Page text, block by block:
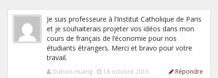
Je suis professeure à l’Institut Catholique de Paris
et je souhaiterais projeter vos idéos dans mon
cours de français de l’économie pour nos
étudiants étrangers. Merci et bravo pour votre
travail.
Dubois-Huang 18 octobre 2015 Répondre